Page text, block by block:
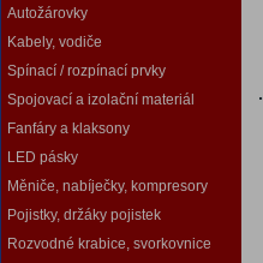
Autožárovky
Kabely, vodiče
Spínací / rozpínací prvky
Spojovací a izolační materiál
Fanfáry a klaksony
LED pásky
Měniče, nabíječky, kompresory
Pojistky, držáky pojistek
Rozvodné krabice, svorkovnice